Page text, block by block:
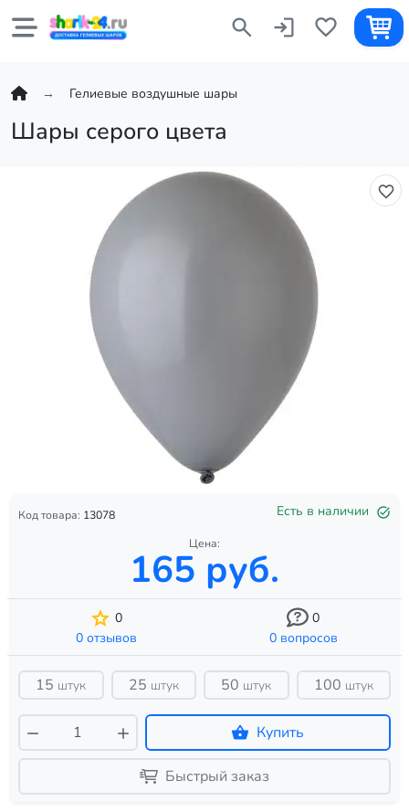
Гелиевые воздушные шары
Шары серого цвета
Код товара: 13078 Есть в наличии
Цена:
165 руб.
0
0 отзывов
0
0 вопросов
15 штук 25 штук 50 штук 100 штук
Купить
Быстрый заказ